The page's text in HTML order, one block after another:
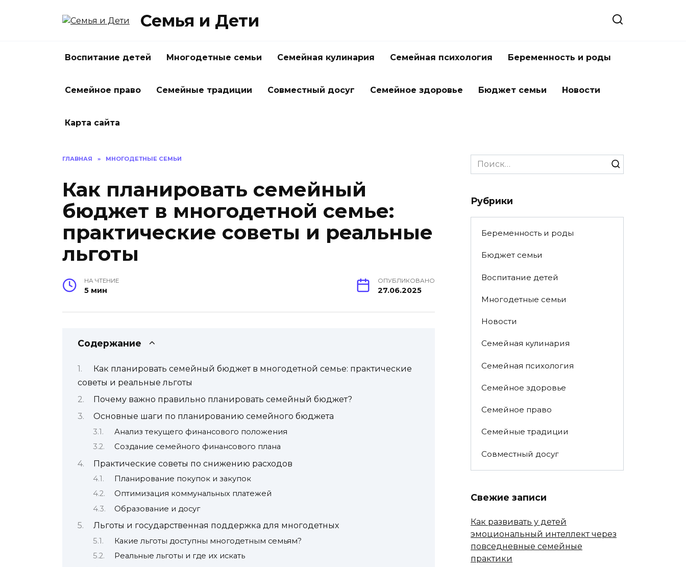
Семья и Дети
Воспитание детей Многодетные семьи Семейная кулинария Семейная психология Беременность и роды
Семейное право Семейные традиции Совместный досуг Семейное здоровье Бюджет семьи Новости
Карта сайта
ГЛАВНАЯ » МНОГОДЕТНЫЕ СЕМЬИ
Как планировать семейный
бюджет в многодетной семье:
практические советы и реальные
льготы
НА ЧТЕНИЕ
5 мин
ОПУБЛИКОВАНО
27.06.2025
Содержание
Как планировать семейный бюджет в многодетной семье: практические
советы и реальные льготы
Почему важно правильно планировать семейный бюджет?
Основные шаги по планированию семейного бюджета
Анализ текущего финансового положения
Создание семейного финансового плана
Практические советы по снижению расходов
Планирование покупок и закупок
Оптимизация коммунальных платежей
Образование и досуг
Льготы и государственная поддержка для многодетных
Какие льготы доступны многодетным семьям?
Реальные льготы и где их искать
Search
for:
Рубрики
Беременность и роды
Бюджет семьи
Воспитание детей
Многодетные семьи
Новости
Семейная кулинария
Семейная психология
Семейное здоровье
Семейное право
Семейные традиции
Совместный досуг
Свежие записи
Как развивать у детей
эмоциональный интеллект через
повседневные семейные
практики